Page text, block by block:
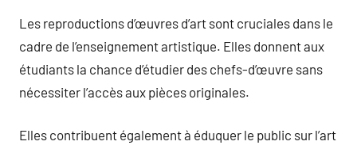
Les reproductions d’œuvres d’art sont cruciales dans le
cadre de l’enseignement artistique. Elles donnent aux
étudiants la chance d’étudier des chefs-d’œuvre sans
nécessiter l’accès aux pièces originales.
Elles contribuent également à éduquer le public sur l’art